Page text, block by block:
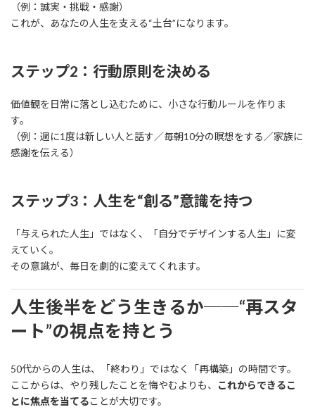
（例：誠実・挑戦・感謝）
これが、あなたの人生を支える“土台”になります。
ステップ2：行動原則を決める
価値観を日常に落とし込むために、小さな行動ルールを作りま
す。
（例：週に1度は新しい人と話す／毎朝10分の瞑想をする／家族に
感謝を伝える）
ステップ3：人生を“創る”意識を持つ
「与えられた人生」ではなく、「自分でデザインする人生」に変
えていく。
その意識が、毎日を劇的に変えてくれます。
人生後半をどう生きるか──“再スタ
ート”の視点を持とう
50代からの人生は、「終わり」ではなく「再構築」の時間です。
ここからは、やり残したことを悔やむよりも、
これからできるこ
とに焦点を当てることが大切です。